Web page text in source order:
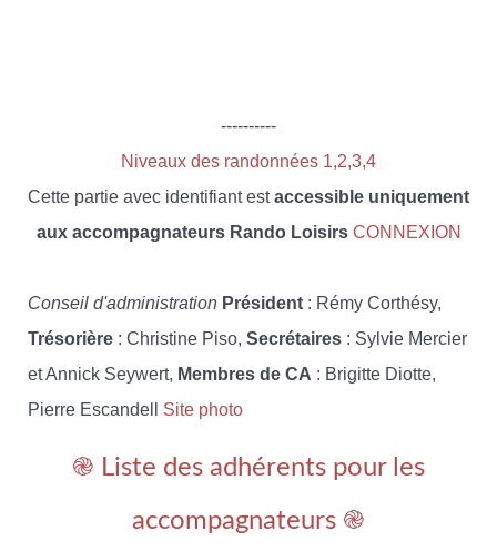
----------
Niveaux des randonnées 1,2,3,4
Cette partie avec identifiant estaccessible uniquement
aux accompagnateurs Rando Loisirs CONNEXION
Conseil d'administration Président : Rémy Corthésy,
Trésorière : Christine Piso, Secrétaires : Sylvie Mercier
et Annick Seywert, Membres de CA : Brigitte Diotte,
Pierre Escandell Site photo
֎ Liste des adhérents pour les
accompagnateurs ֎